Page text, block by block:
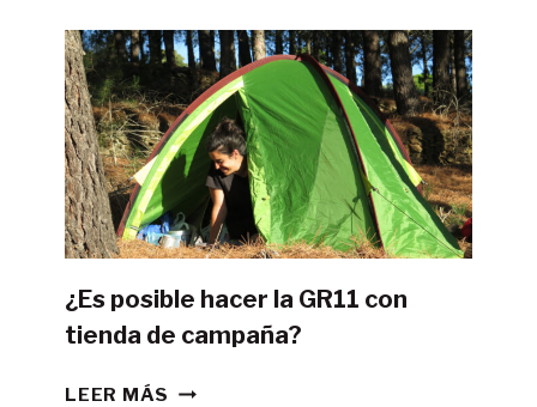
¿Es posible hacer la GR11 con
tienda de campaña?
LEER MÁS ¿ES